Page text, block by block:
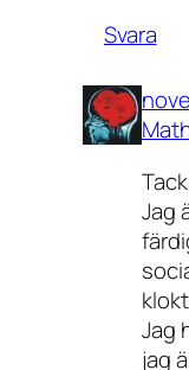
Svara
Jag
Jag
jag